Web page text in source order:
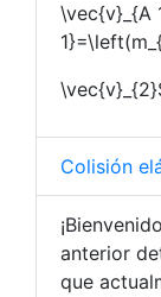
\vec{v}_{A
Colisión
anterior
que